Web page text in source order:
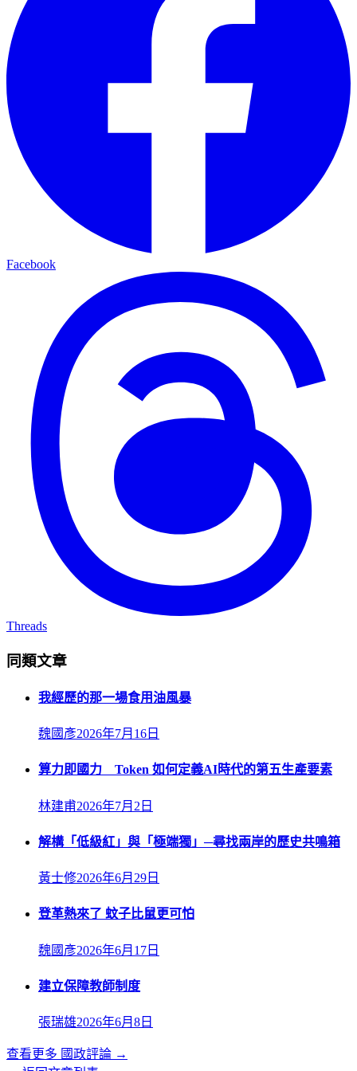
Facebook
Threads
同類文章
我經歷的那一場食用油風暴
魏國彥2026年7月16日
算力即國力 Token 如何定義AI時代的第五生產要素
林建甫2026年7月2日
解構「低級紅」與「極端獨」─尋找兩岸的歷史共鳴箱
黃士修2026年6月29日
登革熱來了 蚊子比鼠更可怕
魏國彥2026年6月17日
建立保障教師制度
張瑞雄2026年6月8日
查看更多 國政評論 →